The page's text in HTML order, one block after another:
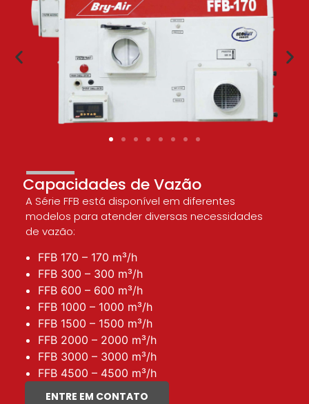
Capacidades de Vazão
A Série FFB está disponível em diferentes
modelos para atender diversas necessidades
de vazão:
FFB 170 – 170 m³/h
FFB 300 – 300 m³/h
FFB 600 – 600 m³/h
FFB 1000 – 1000 m³/h
FFB 1500 – 1500 m³/h
FFB 2000 – 2000 m³/h
FFB 3000 – 3000 m³/h
FFB 4500 – 4500 m³/h
ENTRE EM CONTATO